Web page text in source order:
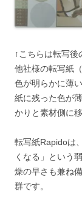
↑こちらは転写後
他社様の転写紙
色が明らかに薄
紙に残った色が
かりと素材側に
転写紙Rapidoは
くなる」という
燥の早さも兼ね
群です。